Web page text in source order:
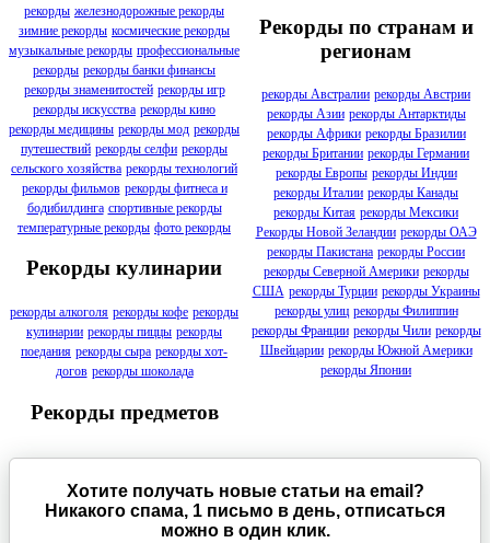
рекорды железнодорожные рекорды
зимние рекорды космические рекорды
музыкальные рекорды профессиональные
рекорды рекорды банки финансы
рекорды знаменитостей рекорды игр
рекорды искусства рекорды кино
рекорды медицины рекорды мод рекорды
путешествий рекорды селфи рекорды
сельского хозяйства рекорды технологий
рекорды фильмов рекорды фитнеса и
бодибилдинга спортивные рекорды
температурные рекорды фото рекорды
Рекорды кулинарии
рекорды алкоголя рекорды кофе рекорды
кулинарии рекорды пиццы рекорды
поедания рекорды сыра рекорды хот-
догов рекорды шоколада
Рекорды предметов
Рекорды по странам и
регионам
рекорды Австралии рекорды Австрии
рекорды Азии рекорды Антарктиды
рекорды Африки рекорды Бразилии
рекорды Британии рекорды Германии
рекорды Европы рекорды Индии
рекорды Италии рекорды Канады
рекорды Китая рекорды Мексики
Рекорды Новой Зеландии рекорды ОАЭ
рекорды Пакистана рекорды России
рекорды Северной Америки рекорды
США рекорды Турции рекорды Украины
рекорды улиц рекорды Филиппин
рекорды Франции рекорды Чили рекорды
Швейцарии рекорды Южной Америки
рекорды Японии
Хотите получать новые статьи на email?
Никакого спама, 1 письмо в день, отписаться
можно в один клик.